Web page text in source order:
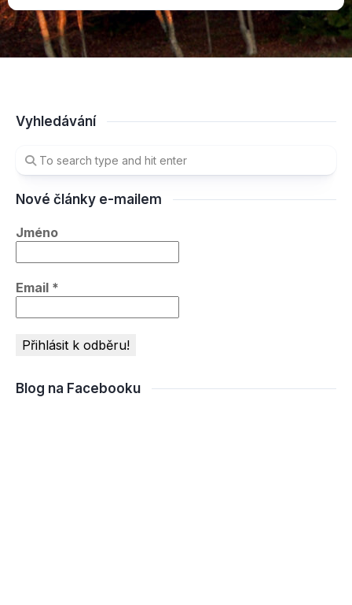
Vyhledávání
Nové články e-mailem
Jméno
Email *
Blog na Facebooku